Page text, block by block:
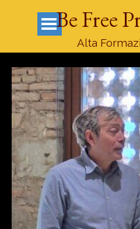
Salta menù
Alta
Be Free